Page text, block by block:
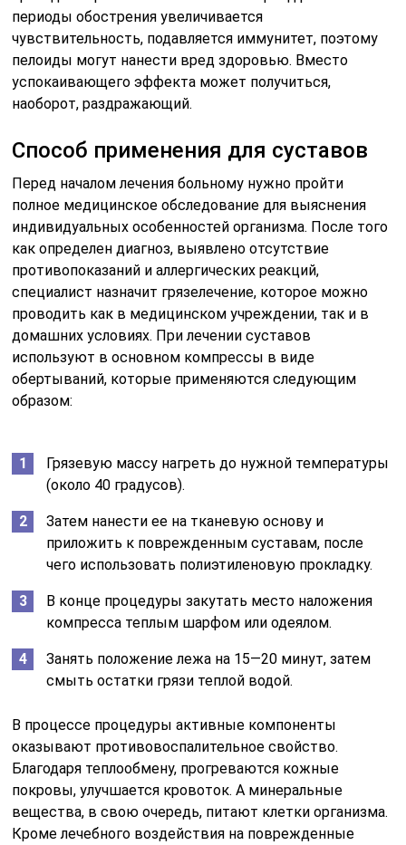
периоды обострения увеличивается
чувствительность, подавляется иммунитет, поэтому
пелоиды могут нанести вред здоровью. Вместо
успокаивающего эффекта может получиться,
наоборот, раздражающий.
Способ применения для суставов
Перед началом лечения больному нужно пройти
полное медицинское обследование для выяснения
индивидуальных особенностей организма. После того
как определен диагноз, выявлено отсутствие
противопоказаний и аллергических реакций,
специалист назначит грязелечение, которое можно
проводить как в медицинском учреждении, так и в
домашних условиях. При лечении суставов
используют в основном компрессы в виде
обертываний, которые применяются следующим
образом:
Грязевую массу нагреть до нужной температуры
(около 40 градусов).
Затем нанести ее на тканевую основу и
приложить к поврежденным суставам, после
чего использовать полиэтиленовую прокладку.
В конце процедуры закутать место наложения
компресса теплым шарфом или одеялом.
Занять положение лежа на 15—20 минут, затем
смыть остатки грязи теплой водой.
В процессе процедуры активные компоненты
оказывают противовоспалительное свойство.
Благодаря теплообмену, прогреваются кожные
покровы, улучшается кровоток. А минеральные
вещества, в свою очередь, питают клетки организма.
Кроме лечебного воздействия на поврежденные